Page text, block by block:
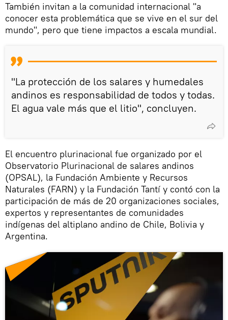
También invitan a la comunidad internacional "a
conocer esta problemática que se vive en el sur del
mundo", pero que tiene impactos a escala mundial.
"La protección de los salares y humedales
andinos es responsabilidad de todos y todas.
El agua vale más que el litio", concluyen.
El encuentro plurinacional fue organizado por el
Observatorio Plurinacional de salares andinos
(OPSAL), la Fundación Ambiente y Recursos
Naturales (FARN) y la Fundación Tantí y contó con la
participación de más de 20 organizaciones sociales,
expertos y representantes de comunidades
indígenas del altiplano andino de Chile, Bolivia y
Argentina.